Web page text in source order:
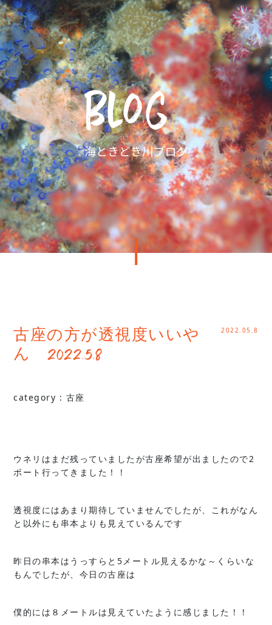
古座の方が透視度いいや
ん 2022.5.8
2022.05.8
category : 古座
ウネリはまだ残っていましたが古座希望が出ましたので2
ボート行ってきました！！
透視度にはあまり期待していませんでしたが、これがなん
と以外にも串本よりも見えているんです
昨日の串本はうっすらと5メートル見えるかな～くらいな
もんでしたが、今日の古座は
僕的には８メートルは見えていたように感じました！！